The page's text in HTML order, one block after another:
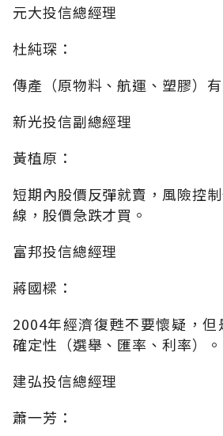
元大投信總經理
杜純琛：
傳產（原物料、航運、塑膠）
新光投信副總經理
黃植原：
短期內股價反彈就賣，風險控
線，股價急跌才買。
富邦投信總經理
蔣國樑：
2004年經濟復甦不要懷疑，
確定性（選舉、匯率、利率）。
建弘投信總經理
蕭一芳：